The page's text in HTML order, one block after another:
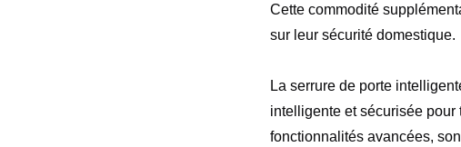
Cette commodité
sur leur sécurité domestique.
La serrure de porte
intelligente et sécurisée
fonctionnalités avancées,